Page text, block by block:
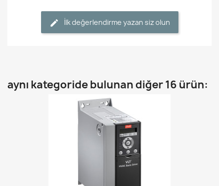
İlk değerlendirme yazan siz olun
aynı kategoride bulunan diğer 16 ürün: